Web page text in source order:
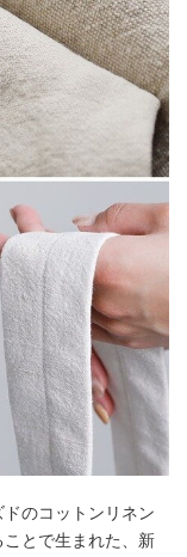
のコットンリネン
とで生まれた、新